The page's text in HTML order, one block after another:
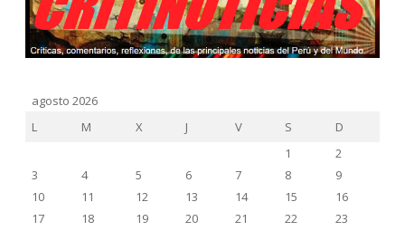
agosto 2026
L
M X J V S
D
1
2
3
4 5 6 7 8
9
10
11 12 13 14 15
16
17
18 19 20 21 22
23